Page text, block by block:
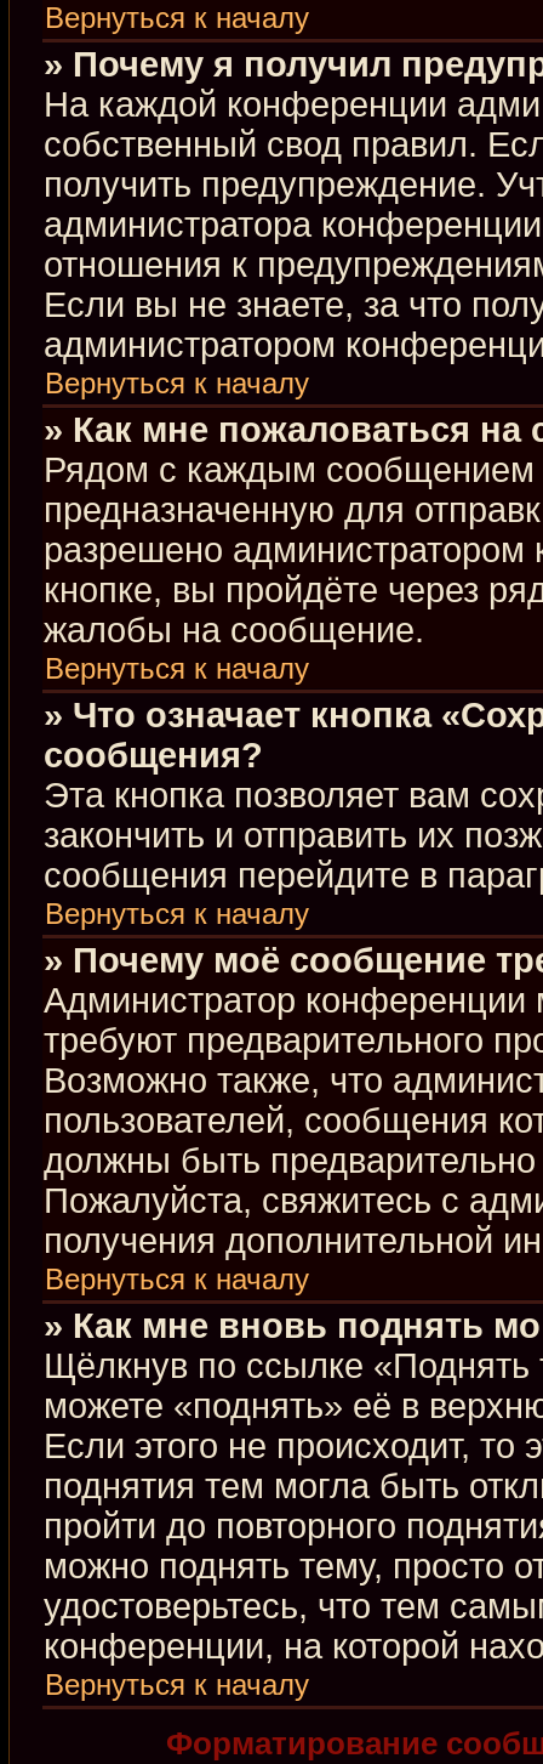
Вернуться к началу
» Почему я получил
На каждой конференции
собственный свод правил.
получить предупреждение.
администратора
отношения к
Если вы не знаете, за что
администратором
Вернуться к началу
» Как мне пожаловаться
Рядом с каждым сообщением
предназначенную для
разрешено
кнопке, вы пройдёте через
жалобы на сообщение.
Вернуться к началу
» Что означает кнопка
сообщения?
Эта кнопка позволяет вам
закончить и отправить их
сообщения перейдите в
Вернуться к началу
» Почему моё сообщение
Администратор
требуют предварительного
Возможно также, что
пользователей, сообщения
должны быть
Пожалуйста, свяжитесь с
получения дополнительной
Вернуться к началу
» Как мне вновь поднять
Щёлкнув по ссылке
можете «поднять» её в
Если этого не происходит, то
поднятия тем могла быть
пройти до повторного
можно поднять тему, просто
удостоверьтесь, что тем
конференции, на которой
Вернуться к началу
Форматирование